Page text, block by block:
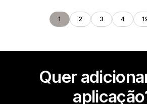
1 2 3 4
Quer